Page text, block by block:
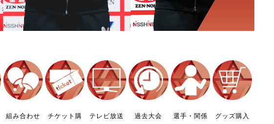
組み合わせ
チケット購
テレビ放送 過去大会
選手・関係
グッズ購入